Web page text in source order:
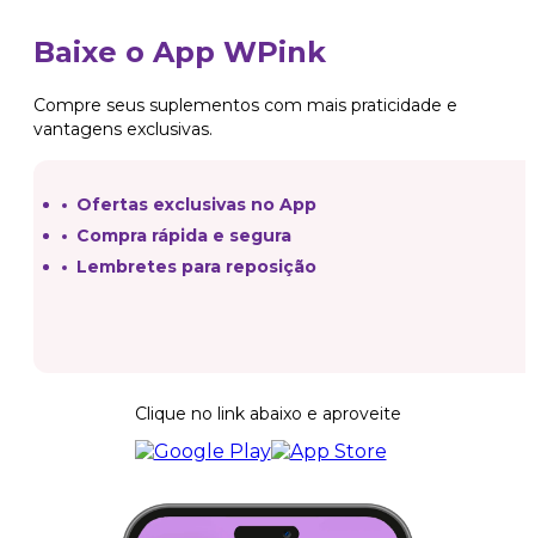
Baixe o App WPink
Compre seus suplementos com mais praticidade e
vantagens exclusivas.
Ofertas exclusivas no App
Compra rápida e segura
Lembretes para reposição
Clique no link abaixo e aproveite